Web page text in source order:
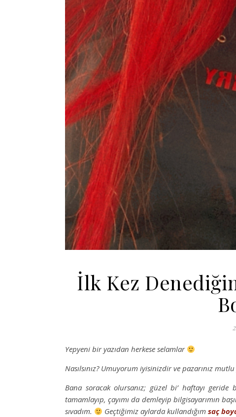
İlk Kez
Yepyeni bir yazıdan herkese selamlar
Nasılsınız? Umuyorum iyisinizdir ve pazarınız
Bana soracak olursanız; güzel bi’ haftayı geride
tamamlayıp, çayımı da demleyip bilgisayarımın
sıvadım.
Geçtiğimiz aylarda kullandığımsaç